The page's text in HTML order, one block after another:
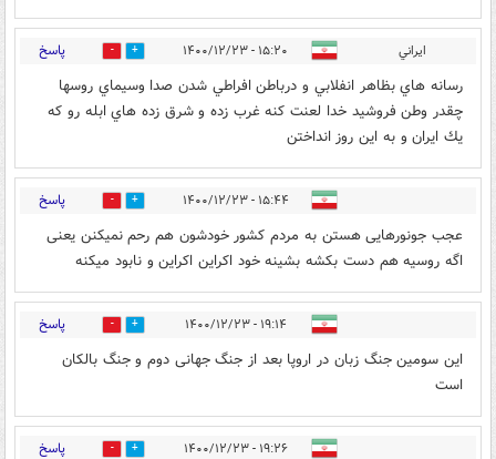
ايراني ۱۵:۲۰ - ۱۴۰۰/۱۲/۲۳ 3 پاسخ
رسانه هاي بظاهر انفلابي و درباطن افراطي شدن صدا وسيماي روسها
چقدر وطن فروشيد خدا لعنت كنه غرب زده و شرق زده هاي ابله رو كه
يك ايران و به اين روز انداختن
۱۵:۴۴ - ۱۴۰۰/۱۲/۲۳ 20 پاسخ
عجب جونورهایی هستن به مردم کشور خودشون هم رحم نمیکنن یعنی
اگه روسیه هم دست بکشه بشینه خود اکراین اکراین و نابود میکنه
۱۹:۱۴ - ۱۴۰۰/۱۲/۲۳ 2 پاسخ
این سومین جنگ زبان در اروپا بعد از جنگ جهانی دوم و جنگ بالکان
است
۱۹:۲۶ - ۱۴۰۰/۱۲/۲۳ 8 پاسخ